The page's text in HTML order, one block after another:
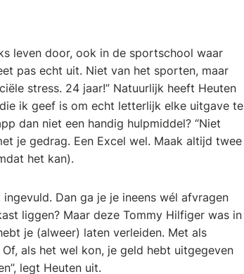
leven door, ook in de sportschool waar
pas echt uit. Niet van het sporten, maar
stress. 24 jaar!” Natuurlijk heeft Heuten
ik geef is om echt letterlijk elke uitgave te
dan niet een handig hulpmiddel? “Niet
je gedrag. Een Excel wel. Maak altijd twee
het kan).
Dan ga je je ineens wél afvragen
liggen? Maar deze Tommy Hilfiger was in
je (alweer) laten verleiden. Met als
als het wel kon, je geld hebt uitgegeven
legt Heuten uit.